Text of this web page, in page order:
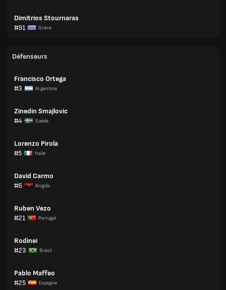
Dimitrios Stournaras
#91
Grèce
Défenseurs
Francisco Ortega
#3
Argentine
Zinedin Smajlovic
#4
Suède
Lorenzo Pirola
#5
Italie
David Carmo
#6
Angola
Ruben Vezo
#21
Portugal
Rodinei
#23
Brésil
Pablo Maffeo
#25
Espagne